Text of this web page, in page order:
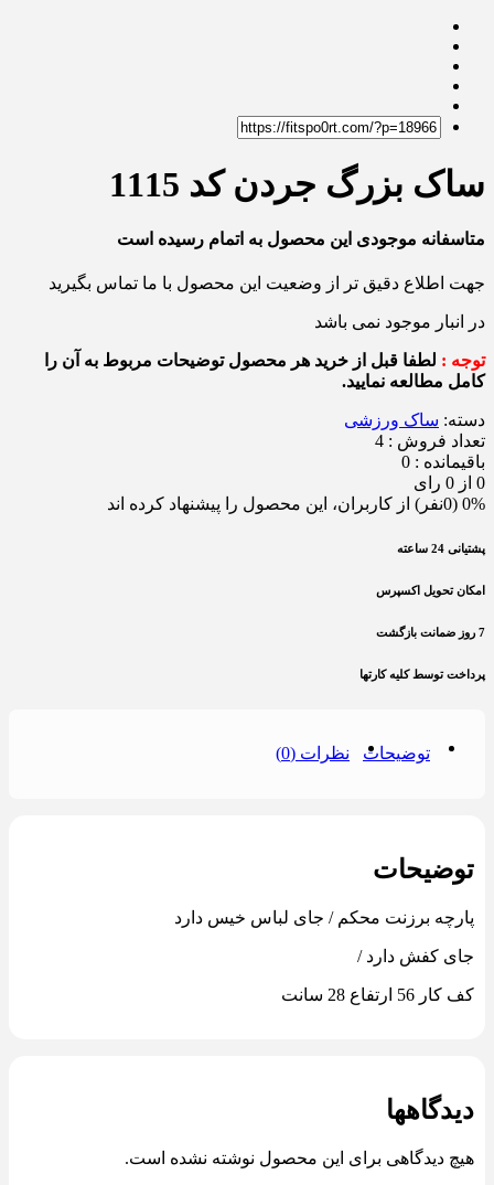
ساک بزرگ جردن کد 1115
متاسفانه موجودی این محصول به اتمام رسیده است
جهت اطلاع دقیق تر از وضعیت این محصول با ما تماس بگیرید
در انبار موجود نمی باشد
توجه : لطفا قبل از خرید هر محصول توضیحات مربوط به آن را
کامل مطالعه نمایید.
دسته: ساک ورزشی
تعداد فروش : 4
باقیمانده : 0
0 از 0 رای
0% (0نفر) از کاربران، این محصول را پیشنهاد کرده اند
پشتیانی 24 ساعته
امکان تحویل اکسپرس
7 روز ضمانت بازگشت
پرداخت توسط کلیه کارتها
توضیحات نظرات (0)
توضیحات
پارچه برزنت محکم / جای لباس خیس دارد
جای کفش دارد /
کف کار 56 ارتفاع 28 سانت
دیدگاهها
هیچ دیدگاهی برای این محصول نوشته نشده است.